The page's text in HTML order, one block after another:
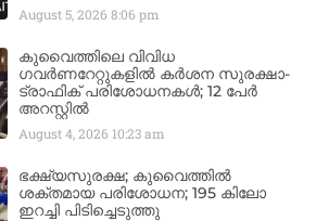
August 5, 20268:06 pm
കുവൈത്തിലെ വിവിധ
ഗവർണറേറ്റുകളിൽ കർശന സുരക്ഷാ-
ട്രാഫിക് പരിശോധനകൾ; 12 പേർ
അറസ്റ്റിൽ
August 4, 2026 10:23 am
ഭക്ഷ്യസുരക്ഷ; കുവൈത്തിൽ
ശക്തമായ പരിശോധന; 195 കിലോ
ഇറച്ചി പിടിച്ചെടുത്തു